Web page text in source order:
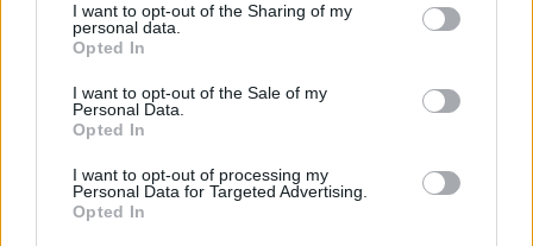
I want to opt-out of the Sharing of my
personal data.
Opted In
I want to opt-out of the Sale of my
Personal Data.
Opted In
I want to opt-out of processing my
Personal Data for Targeted Advertising.
Opted In